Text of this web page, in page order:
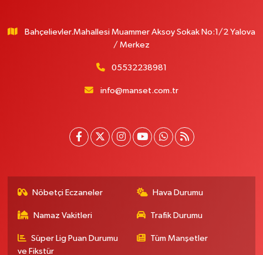
Bahçelievler.Mahallesi Muammer Aksoy Sokak No:1/2 Yalova
/ Merkez
05532238981
info@manset.com.tr
Nöbetçi Eczaneler Hava Durumu
Namaz Vakitleri Trafik Durumu
Süper Lig Puan Durumu
ve Fikstür
Tüm Manşetler